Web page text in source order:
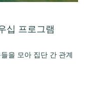
십 프로그램
을 모아 집단 간 관계